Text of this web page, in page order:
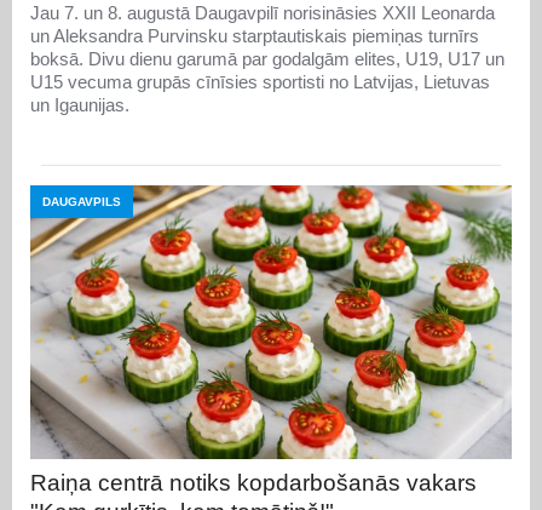
Jau 7. un 8. augustā Daugavpilī norisināsies XXII Leonarda
un Aleksandra Purvinsku starptautiskais piemiņas turnīrs
boksā. Divu dienu garumā par godalgām elites, U19, U17 un
U15 vecuma grupās cīnīsies sportisti no Latvijas, Lietuvas
un Igaunijas.
DAUGAVPILS
Raiņa centrā notiks kopdarbošanās vakars